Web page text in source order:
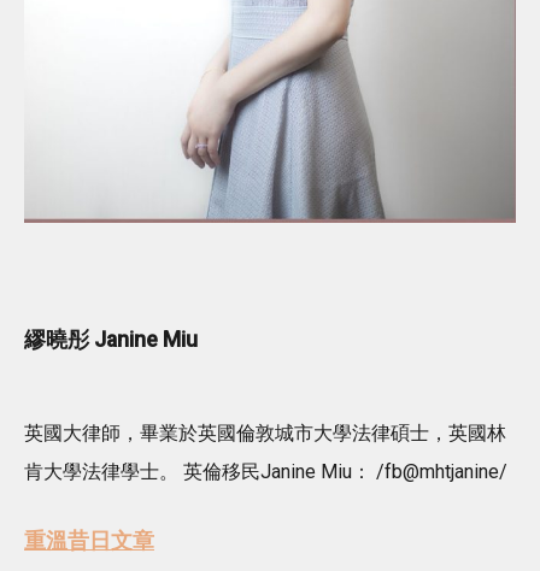
繆曉彤 Janine Miu
英國大律師，畢業於英國倫敦城市大學法律碩士，英國林
肯大學法律學士。 英倫移民Janine Miu： /fb@mhtjanine/
重溫昔日文章